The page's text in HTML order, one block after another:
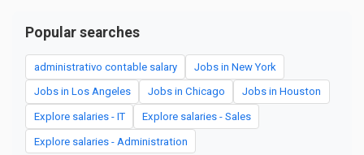
Popular searches
administrativo contable salary Jobs in New York
Jobs in Los Angeles Jobs in Chicago Jobs in Houston
Explore salaries - IT Explore salaries - Sales
Explore salaries - Administration